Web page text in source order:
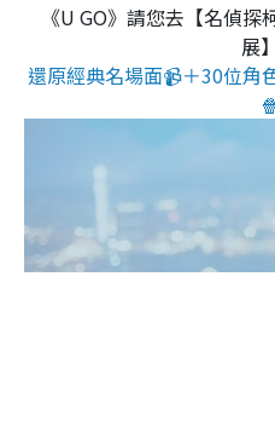
《U GO》請您去【名偵
展
還原經典名場面📹＋30位角
🍿